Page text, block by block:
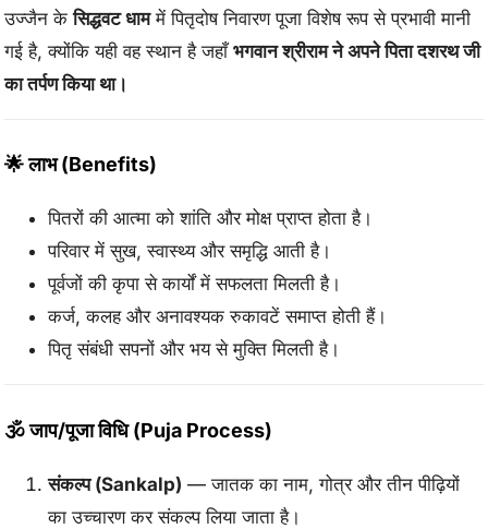
,
1
0
.
0
0
.
0
0
.
उज्जैन केसिद्धवट धाममें पितृदोष निवारण पूजा विशेष रूप से प्रभावी मानी
गई है, क्योंकि यही वह स्थान है जहाँभगवान श्रीराम ने अपने पिता दशरथ जी
का तर्पण किया था।
🌟 लाभ (Benefits)
पितरों की आत्मा को शांति और मोक्ष प्राप्त होता है।
परिवार में सुख, स्वास्थ्य और समृद्धि आती है।
पूर्वजों की कृपा से कार्यों में सफलता मिलती है।
कर्ज, कलह और अनावश्यक रुकावटें समाप्त होती हैं।
पितृ संबंधी सपनों और भय से मुक्ति मिलती है।
🕉️ जाप/पूजा विधि (Puja Process)
संकल्प (Sankalp) — जातक का नाम, गोत्र और तीन पीढ़ियों
का उच्चारण कर संकल्प लिया जाता है।